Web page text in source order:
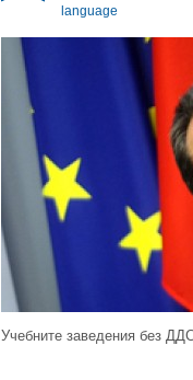
language
Учебните заведения без